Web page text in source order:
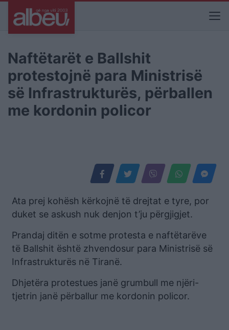
Naftëtarët e Ballshit
protestojnë para Ministrisë
së Infrastrukturës, përballen
me kordonin policor
Ata prej kohësh kërkojnë të drejtat e tyre, por
duket se askush nuk denjon t’ju përgjigjet.
Prandaj ditën e sotme protesta e naftëtarëve
të Ballshit është zhvendosur para Ministrisë së
Infrastrukturës në Tiranë.
Dhjetëra protestues janë grumbull me njëri-
tjetrin janë përballur me kordonin policor.